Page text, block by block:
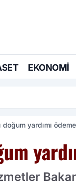
EKONOMI
Çelik:
doğum yardımı